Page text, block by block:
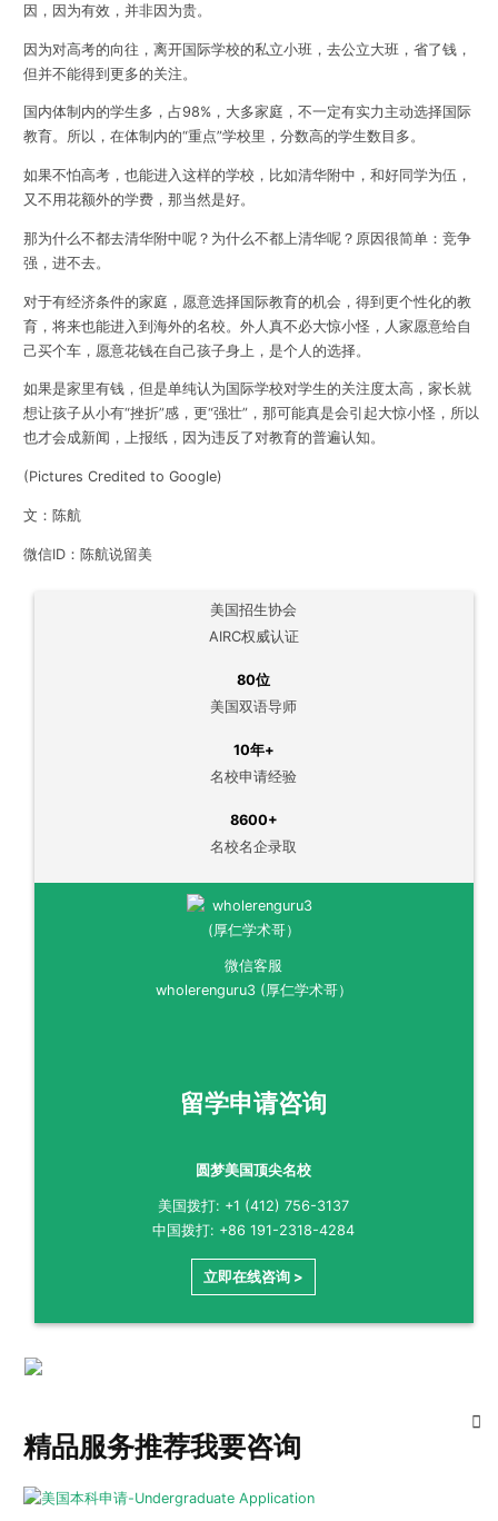
因，因为有效，并非因为贵。
因为对高考的向往，离开国际学校的私立小班，去公立大班，省了钱，
但并不能得到更多的关注。
国内体制内的学生多，占98%，大多家庭，不一定有实力主动选择国际
教育。所以，在体制内的“重点”学校里，分数高的学生数目多。
如果不怕高考，也能进入这样的学校，比如清华附中，和好同学为伍，
又不用花额外的学费，那当然是好。
那为什么不都去清华附中呢？为什么不都上清华呢？原因很简单：竞争
强，进不去。
对于有经济条件的家庭，愿意选择国际教育的机会，得到更个性化的教
育，将来也能进入到海外的名校。外人真不必大惊小怪，人家愿意给自
己买个车，愿意花钱在自己孩子身上，是个人的选择。
如果是家里有钱，但是单纯认为国际学校对学生的关注度太高，家长就
想让孩子从小有“挫折”感，更“强壮”，那可能真是会引起大惊小怪，所以
也才会成新闻，上报纸，因为违反了对教育的普遍认知。
(Pictures Credited to Google)
文：陈航
微信ID：陈航说留美
美国招生协会
AIRC权威认证
80位
美国双语导师
10年+
名校申请经验
8600+
名校名企录取
微信客服
wholerenguru3 (厚仁学术哥）
留学申请咨询
圆梦美国顶尖名校
美国拨打: +1 (412) 756-3137
中国拨打: +86 191-2318-4284
立即在线咨询 >
精品服务推荐我要咨询